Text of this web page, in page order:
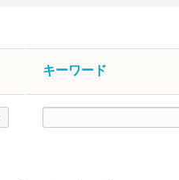
キーワード